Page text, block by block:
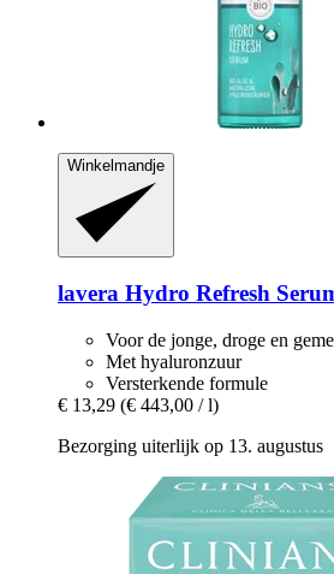
Winkelmandje
lavera Hydro Refresh
Voor de jonge, droge en
Met hyaluronzuur
Versterkende formule
€ 13,29 (€ 443,00 / l)
Bezorging uiterlijk op 13. augustus